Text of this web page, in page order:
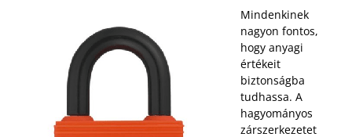
Mindenkinek
nagyon fontos,
hogy anyagi
értékeit
biztonságba
tudhassa. A
hagyományos
zárszerkezetet